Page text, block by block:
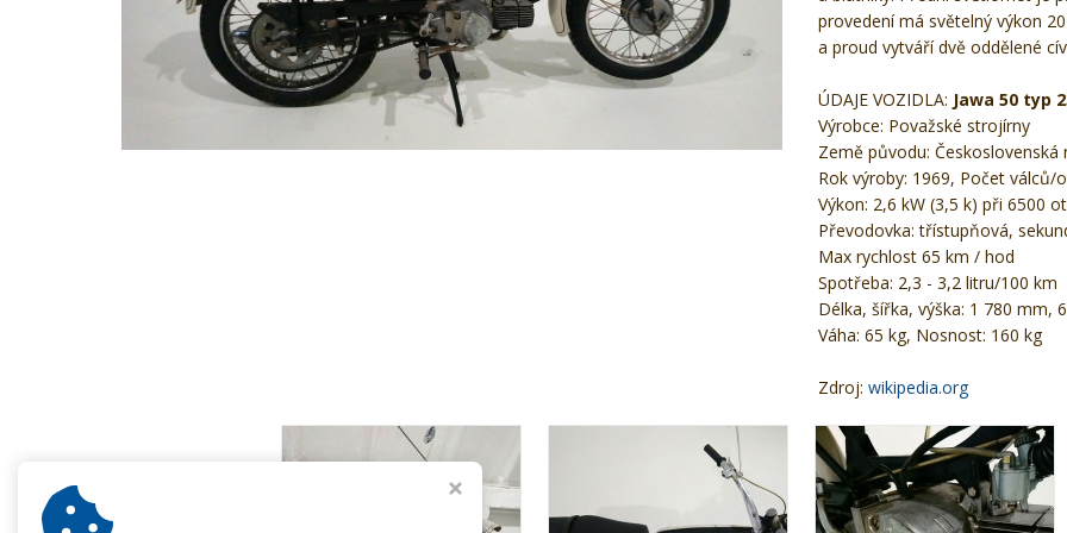
provedení má světelný výkon
a proud vytváří dvě oddělené
ÚDAJE VOZIDLA: Jawa 50 typ
Výrobce: Považské strojírny
Země původu: Československá
Rok výroby: 1969, Počet válců/
Výkon: 2,6 kW (3,5 k) při 6500
Převodovka: třístupňová,
Max rychlost 65 km / hod
Spotřeba: 2,3 - 3,2 litru/100 km
Délka, šířka, výška: 1 780 mm,
Váha: 65 kg, Nosnost: 160 kg
Zdroj: wikipedia.org